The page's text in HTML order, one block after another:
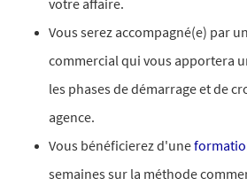
votre affaire.
Vous serez accompagné(e) par
commercial qui vous apportera
les phases de démarrage et de
agence.
Vous bénéficierez d'une
semaines sur la méthode